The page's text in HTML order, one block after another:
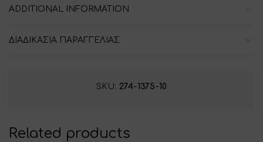
ADDITIONAL INFORMATION
ΔΙΑΔΙΚΑΣΙΑ ΠΑΡΑΓΓΕΛΙΑΣ
SKU: 274-1375-10
Related products